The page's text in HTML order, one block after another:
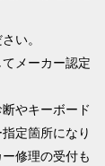
い。
メーカー認定
やキーボード
定箇所になり
修理の受付も